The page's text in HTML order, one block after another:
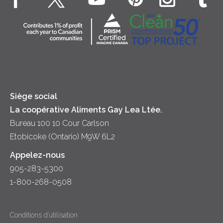
Véritable crème fouettée
Crème sure
Contactez-nous
Location
Siège social
La coopérative Aliments Gay Lea Ltée.
Bureau 100 10 Cour Carlson
Etobicoke (Ontario) M9W 6L2
Appelez-nous
905-283-5300
1-800-268-0508
Conditions d’utilisation